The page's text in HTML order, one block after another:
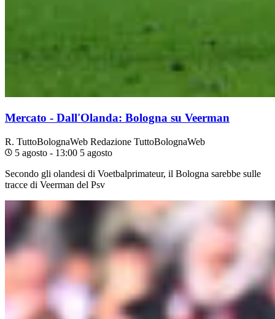
Mercato - Dall'Olanda: Bologna su Veerman
R. TuttoBolognaWeb Redazione TuttoBolognaWeb
5 agosto - 13:00 5 agosto
Secondo gli olandesi di Voetbalprimateur, il Bologna sarebbe sulle
tracce di Veerman del Psv